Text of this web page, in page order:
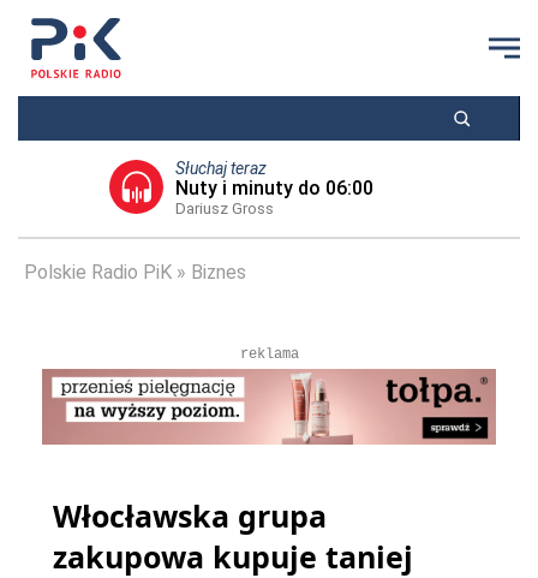
Słuchaj teraz
Nuty i minuty do 06:00
Dariusz Gross
Polskie Radio PiK Biznes
reklama
Włocławska grupa
zakupowa kupuje taniej